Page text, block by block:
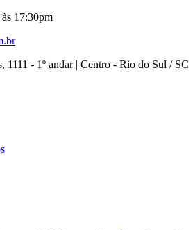
17:30pm
1111 - 1º andar | Centro - Rio do Sul / SC